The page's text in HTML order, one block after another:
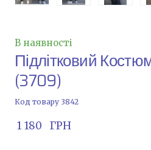
В наявності
Підлітковий
(3709)
Код товару 3842
1 180   ГРН